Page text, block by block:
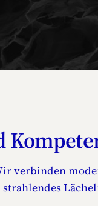
verbinden
strahlendes